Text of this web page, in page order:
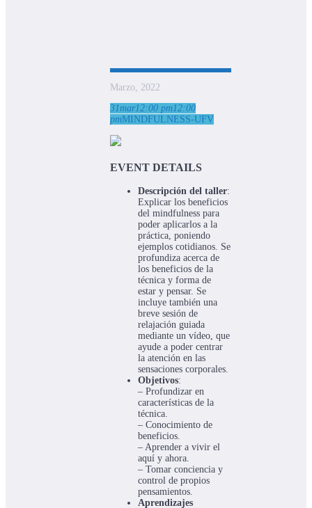
Marzo, 2022
31mar12:00 pm12:00
pmMINDFULNESS-UFV
EVENT DETAILS
Descripción del taller:
Explicar los beneficios
del mindfulness para
poder aplicarlos a la
práctica, poniendo
ejemplos cotidianos. Se
profundiza acerca de
los beneficios de la
técnica y forma de
estar y pensar. Se
incluye también una
breve sesión de
relajación guiada
mediante un vídeo, que
ayude a poder centrar
la atención en las
sensaciones corporales.
Objetivos:
– Profundizar en
características de la
técnica.
– Conocimiento de
beneficios.
– Aprender a vivir el
aquí y ahora.
– Tomar conciencia y
control de propios
pensamientos.
Aprendizajes